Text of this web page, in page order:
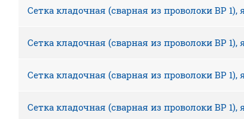
Сетка кладочная (сварная из проволоки ВР
Сетка кладочная (сварная из проволоки ВР
Сетка кладочная (сварная из проволоки ВР
Сетка кладочная (сварная из проволоки ВР